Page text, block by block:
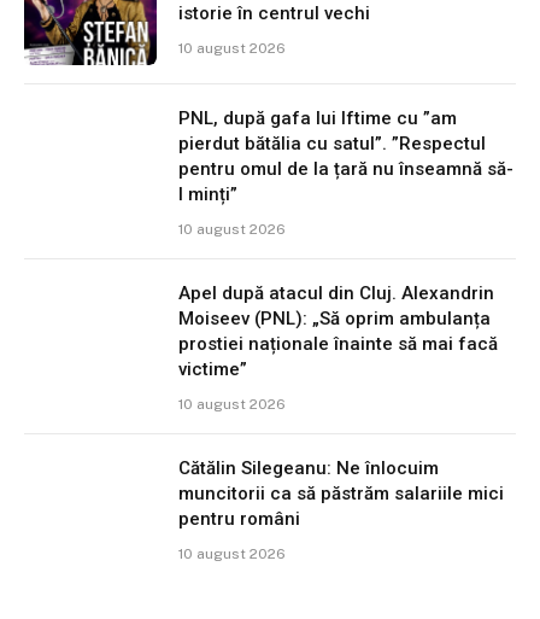
istorie în centrul vechi
10 august 2026
PNL, după gafa lui Iftime cu ”am
pierdut bătălia cu satul”. ”Respectul
pentru omul de la țară nu înseamnă să-
l minți”
10 august 2026
Apel după atacul din Cluj. Alexandrin
Moiseev (PNL): „Să oprim ambulanța
prostiei naționale înainte să mai facă
victime”
10 august 2026
Cătălin Silegeanu: Ne înlocuim
muncitorii ca să păstrăm salariile mici
pentru români
10 august 2026